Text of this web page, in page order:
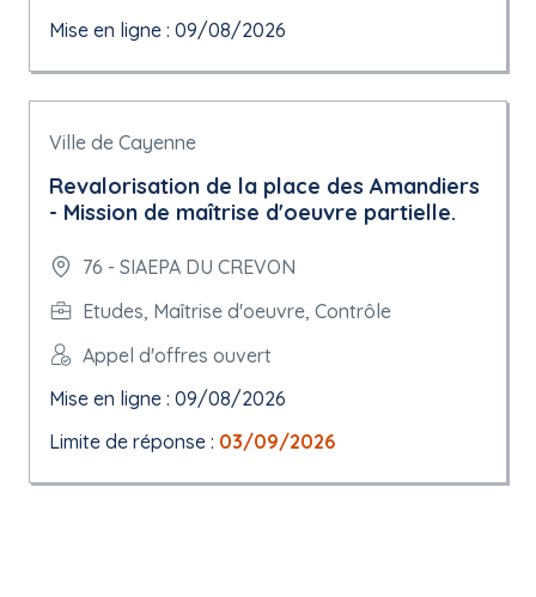
Mise en ligne : 09/08/2026
Ville de Cayenne
Revalorisation de la place des Amandiers
- Mission de maîtrise d'oeuvre partielle.
76 - SIAEPA DU CREVON
Etudes, Maîtrise d'oeuvre, Contrôle
Appel d'offres ouvert
Mise en ligne : 09/08/2026
Limite de réponse : 03/09/2026